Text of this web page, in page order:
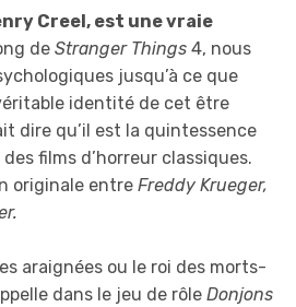
Creel, est une vraie
de Stranger Things 4, nous
jusqu’à ce que
identité de cet être
dire qu’il est la quintessence
films d’horreur classiques.
originale entre Freddy Krueger,
araignées ou le roi des morts-
dans le jeu de rôle Donjons